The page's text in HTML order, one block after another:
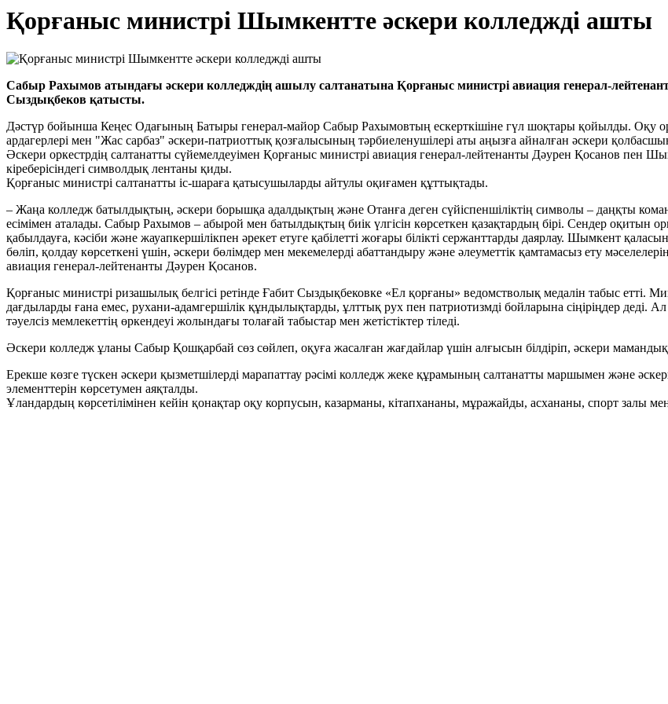
Қорғаныс министрі Шымкентте әскери колледжді ашты
Сабыр Рахымов атындағы әскери колледждің ашылу салтанатына Қорғаныс министрі авиация генерал-
Сыздықбеков қатысты.
Дәстүр бойынша Кеңес Одағының Батыры генерал-майор Сабыр Рахымовтың ескерткішіне гүл шоқтары қойылды. Оқу
ардагерлері мен "Жас сарбаз" әскери-патриоттық қозғалысының тәрбиеленушілері аты аңызға айналған әскери
Әскери оркестрдің салтанатты сүйемелдеуімен Қорғаныс министрі авиация генерал-лейтенанты Дәурен Қосанов пен
кіреберісіндегі символдық лентаны қиды.
Қорғаныс министрі салтанатты іс-шараға қатысушыларды айтулы оқиғамен құттықтады.
– Жаңа колледж батылдықтың, әскери борышқа адалдықтың және Отанға деген сүйіспеншіліктің символы – даңқты
есімімен аталады. Сабыр Рахымов – абырой мен батылдықтың биік үлгісін көрсеткен қазақтардың бірі. Сендер
қабылдауға, кәсіби және жауапкершілікпен әрекет етуге қабілетті жоғары білікті сержанттарды даярлау. Шымкент
бөліп, қолдау көрсеткені үшін, әскери бөлімдер мен мекемелерді абаттандыру және әлеуметтік қамтамасыз ету
авиация генерал-лейтенанты Дәурен Қосанов.
Қорғаныс министрі ризашылық белгісі ретінде Ғабит Сыздықбековке «Ел қорғаны» ведомстволық медалін табыс етті.
дағдыларды ғана емес, рухани-адамгершілік құндылықтарды, ұлттық рух пен патриотизмді бойларына сіңіріңдер деді.
тәуелсіз мемлекеттің өркендеуі жолындағы толағай табыстар мен жетістіктер тіледі.
Әскери колледж ұланы Сабыр Қошқарбай сөз сөйлеп, оқуға жасалған жағдайлар үшін алғысын білдіріп, әскери
Ерекше көзге түскен әскери қызметшілерді марапаттау рәсімі колледж жеке құрамының салтанатты маршымен және
элементтерін көрсетумен аяқталды.
Ұландардың көрсетілімінен кейін қонақтар оқу корпусын, казарманы, кітапхананы, мұражайды, асхананы, спорт залы